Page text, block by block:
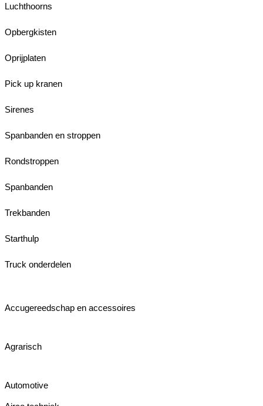
Luchthoorns
Opbergkisten
Oprijplaten
Pick up kranen
Sirenes
Spanbanden en stroppen
Rondstroppen
Spanbanden
Trekbanden
Starthulp
Truck onderdelen
Accugereedschap en accessoires
Agrarisch
Automotive